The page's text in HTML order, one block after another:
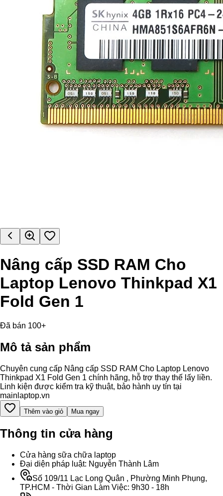
Nâng cấp SSD RAM Cho
Laptop Lenovo Thinkpad X1
Fold Gen 1
Đã bán 100+
Mô tả sản phẩm
Chuyên cung cấp Nâng cấp SSD RAM Cho Laptop Lenovo
Thinkpad X1 Fold Gen 1 chính hãng, hỗ trợ thay thế lấy liền.
Linh kiện được kiểm tra kỹ thuật, bảo hành uy tín tại
mainlaptop.vn
Thêm vào giỏ Mua ngay
Thông tin cửa hàng
Cửa hàng sữa chữa laptop
Đại diện pháp luật: Nguyễn Thành Lâm
Số 109/11 Lạc Long Quân , Phường Minh Phụng,
TP.HCM - Thời Gian Làm Việc: 9h30 - 18h